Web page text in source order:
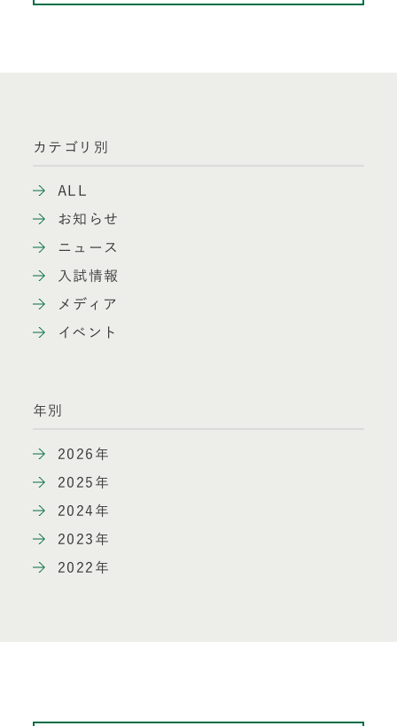
カテゴリ別
ALL
お知らせ
ニュース
入試情報
メディア
イベント
年別
2026年
2025年
2024年
2023年
2022年